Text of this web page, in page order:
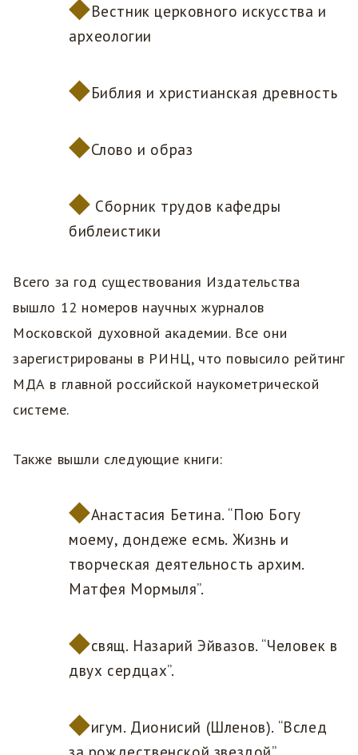
Вестник церковного искусства и
археологии
Библия и христианская древность
Слово и образ
Сборник трудов кафедры
библеистики
Всего за год существования Издательства
вышло 12 номеров научных журналов
Московской духовной академии. Все они
зарегистрированы в РИНЦ, что повысило рейтинг
МДА в главной российской наукометрической
системе.
Также вышли следующие книги:
Анастасия Бетина. “Пою Богу
моему, дондеже есмь. Жизнь и
творческая деятельность архим.
Матфея Мормыля”.
свящ. Назарий Эйвазов. “Человек в
двух сердцах”.
игум. Дионисий (Шленов). “Вслед